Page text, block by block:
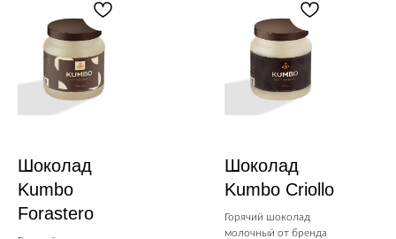
Шоколад
Kumbo
Forastero
Шоколад
Kumbo Criollo
Горячий шоколад
молочный от бренда